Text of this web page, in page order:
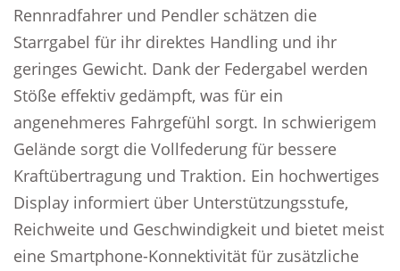
Rennradfahrer und Pendler schätzen die
Starrgabel für ihr direktes Handling und ihr
geringes Gewicht. Dank der Federgabel werden
Stöße effektiv gedämpft, was für ein
angenehmeres Fahrgefühl sorgt. In schwierigem
Gelände sorgt die Vollfederung für bessere
Kraftübertragung und Traktion. Ein hochwertiges
Display informiert über Unterstützungsstufe,
Reichweite und Geschwindigkeit und bietet meist
eine Smartphone-Konnektivität für zusätzliche